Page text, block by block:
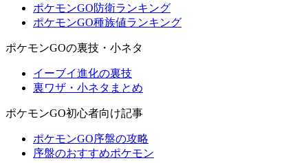
ポケモンGO防衛ランキング
ポケモンGO種族値ランキング
ポケモンGOの裏技・小ネタ
イーブイ進化の裏技
裏ワザ・小ネタまとめ
ポケモンGO初心者向け記事
ポケモンGO序盤の攻略
序盤のおすすめポケモン